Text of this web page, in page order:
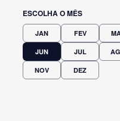
ESCOLHA O MÊS
JAN FEV
JUN JUL
NOV DEZ